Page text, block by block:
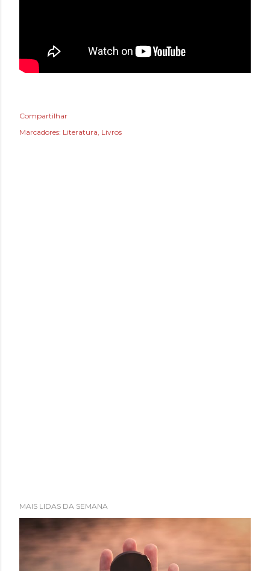
Compartilhar
Marcadores: Literatura Livros
MAIS LIDAS DA SEMANA